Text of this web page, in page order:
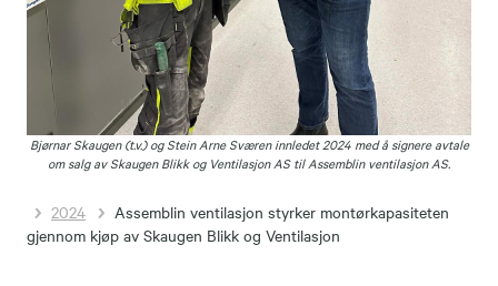
Bjørnar Skaugen (t.v.) og Stein Arne Sværen innledet 2024 med å signere avtale
om salg av Skaugen Blikk og Ventilasjon AS til Assemblin ventilasjon AS.
2024
Assemblin ventilasjon styrker montørkapasiteten
gjennom kjøp av Skaugen Blikk og Ventilasjon